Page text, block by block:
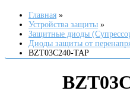
Главная
Устройства защиты
Защитные диоды
Диоды защиты от
BZT03C240-TAP